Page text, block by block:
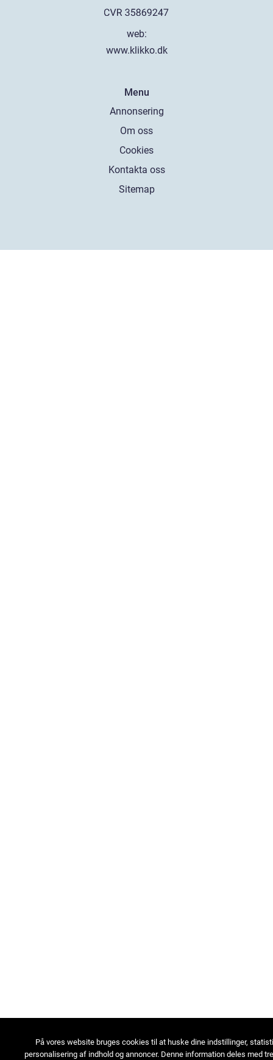
web:
www.klikko.dk
Menu
Annonsering
Om oss
Cookies
Kontakta oss
Sitemap
På vores website bruges cookies til at huske dine indstillinger,
personalisering af indhold og annoncer. Denne information deles med